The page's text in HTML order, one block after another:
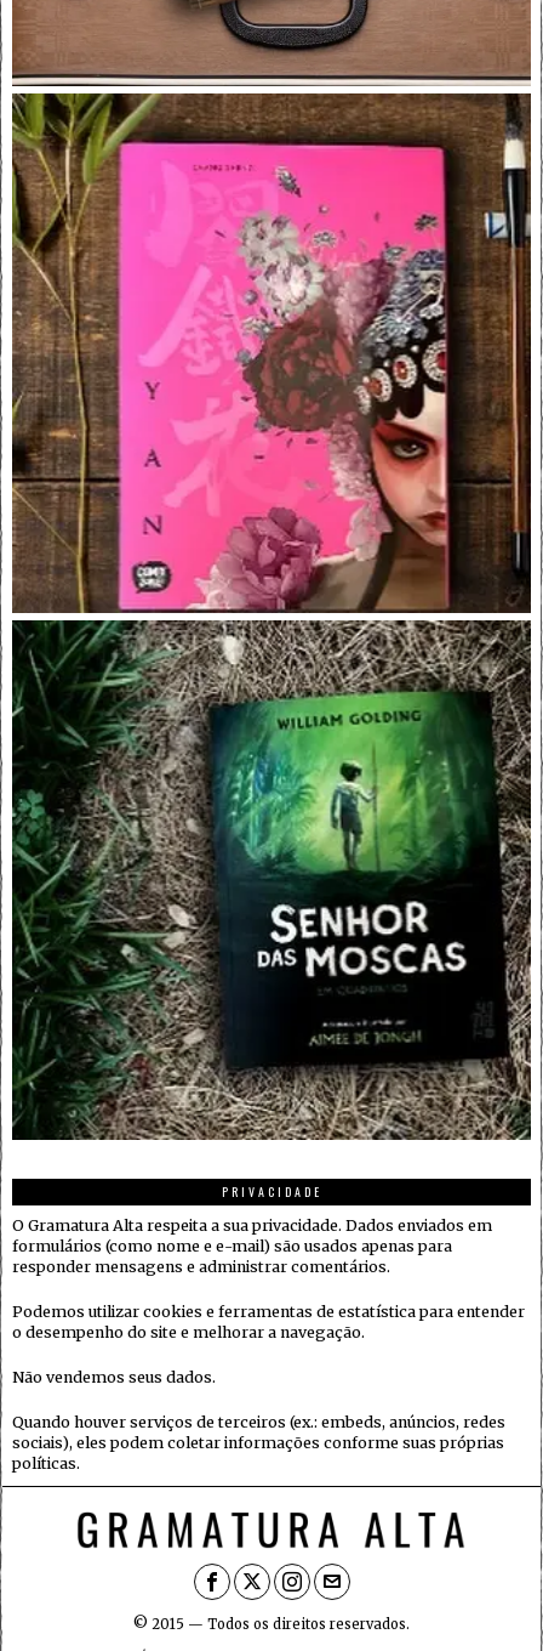
PRIVACIDADE
O Gramatura Alta respeita a sua privacidade. Dados enviados em
formulários (como nome e e-mail) são usados apenas para
responder mensagens e administrar comentários.
Podemos utilizar cookies e ferramentas de estatística para entender
o desempenho do site e melhorar a navegação.
Não vendemos seus dados.
Quando houver serviços de terceiros (ex.: embeds, anúncios, redes
sociais), eles podem coletar informações conforme suas próprias
políticas.
© 2015 — Todos os direitos reservados.